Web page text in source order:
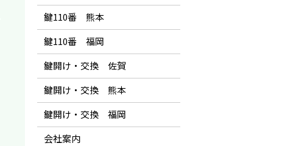
鍵110番 熊本
鍵110番 福岡
鍵開け・交換 佐賀
鍵開け・交換 熊本
鍵開け・交換 福岡
会社案内